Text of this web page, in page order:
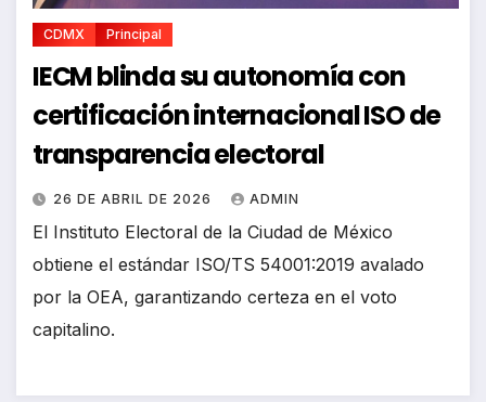
CDMX Principal
IECM blinda su autonomía con
certificación internacional ISO de
transparencia electoral
26 DE ABRIL DE 2026 ADMIN
El Instituto Electoral de la Ciudad de México
obtiene el estándar ISO/TS 54001:2019 avalado
por la OEA, garantizando certeza en el voto
capitalino.